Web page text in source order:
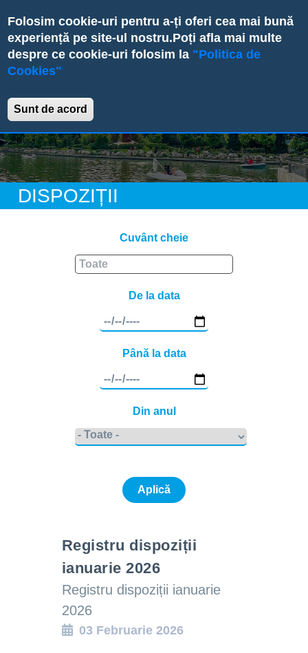
Folosim cookie-uri pentru a-ți oferi cea mai bună
experiență pe site-ul nostru.Poți afla mai multe
despre ce cookie-uri folosim la "Politica de
Cookies"
Sunt de acord
to
main
content
Primăria Sectorului 6
DISPOZIȚII
Cuvânt cheie
De la data
Până la data
Din anul
Registru dispoziții
ianuarie 2026
Registru dispoziții ianuarie
2026
03 Februarie 2026